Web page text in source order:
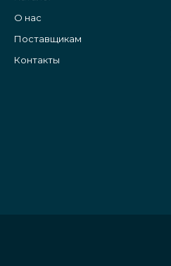
О нас
Поставщикам
Контакты